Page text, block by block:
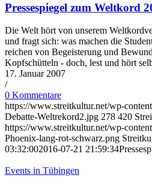
Pressespiegel zum Weltkord
Die Welt hört von unserem
und fragt sich: was machen die
reichen von Begeisterung und
Kopfschütteln - doch, lest und hört
17. Januar 2007
/
0 Kommentare
https://www.streitkultur.net/wp-
Debatte-Weltrekord2.jpg 278 420
https://www.streitkultur.net/wp-
Phoenix-lang-rot-schwarz.png
03:32:002016-07-21 21:59:34
Events in Tübingen